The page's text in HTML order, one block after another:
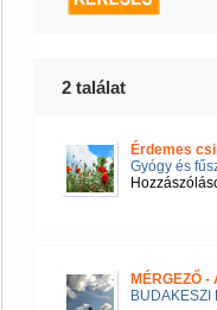
2 találat
Érdemes
Gyógy és
MÉRGEZŐ
BUDAKESZI